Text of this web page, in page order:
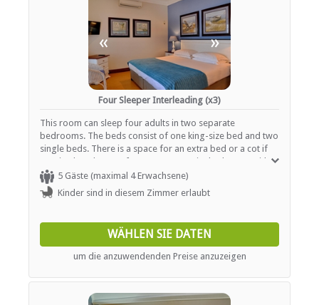
« »
Four Sleeper Interleading (x3)
This room can sleep four adults in two separate
bedrooms. The beds consist of one king-size bed and two
single beds. There is a space for an extra bed or a cot if
required. Each room features an en-suite bathroom with a
shower and bath, a basin and a toilet. In addition, each
room contains air-conditioning, a TV with selected DStv
channels and tea- and coffee- making facilities.
5 Gäste (maximal 4 Erwachsene)
Kinder sind in diesem Zimmer erlaubt
WÄHLEN SIE DATEN
um die anzuwendenden Preise anzuzeigen